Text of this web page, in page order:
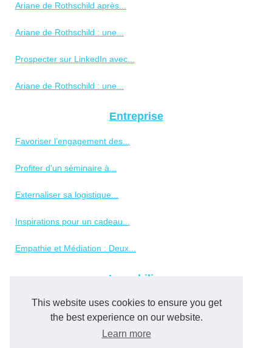
This website uses cookies to ensure you get
the best experience on our website.
Learn more
Ariane de Rothschild après...
Ariane de Rothschild : une...
Prospecter sur LinkedIn avec...
Ariane de Rothschild : une...
Entreprise
Favoriser l’engagement des...
Profiter d'un séminaire à...
Externaliser sa logistique...
Inspirations pour un cadeau...
Empathie et Médiation : Deux...
Immobilier
Compromis de vente immobilier...
Vos experts de l'immobilier...